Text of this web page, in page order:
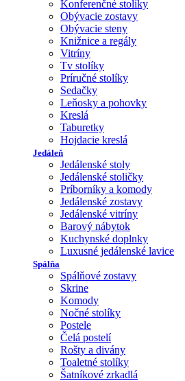
Konferenčné stolíky
Obývacie zostavy
Obývacie steny
Knižnice a regály
Vitríny
Tv stolíky
Príručné stolíky
Sedačky
Leňosky a pohovky
Kreslá
Taburetky
Hojdacie kreslá
Jedáleň
Jedálenské stoly
Jedálenské stoličky
Príborníky a komody
Jedálenské zostavy
Jedálenské vitríny
Barový nábytok
Kuchynské doplnky
Luxusné jedálenské lavice
Spálňa
Spálňové zostavy
Skrine
Komody
Nočné stolíky
Postele
Čelá postelí
Rošty a divány
Toaletné stolíky
Šatníkové zrkadlá